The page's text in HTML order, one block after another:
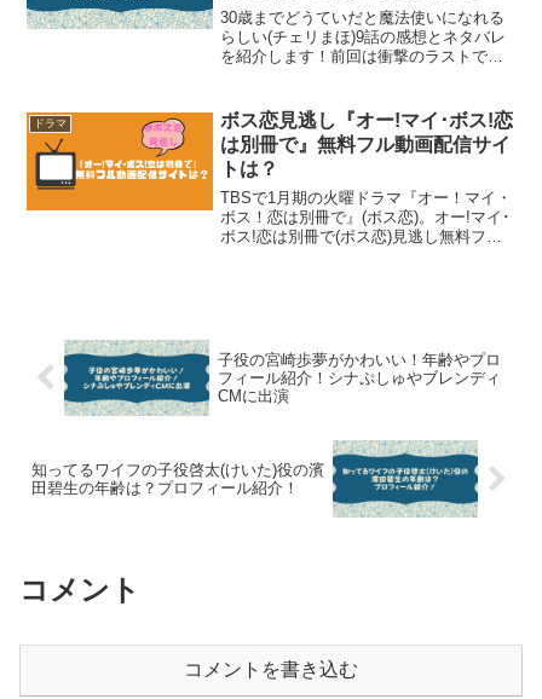
どうしろっていうんだよ｣
30歳までどうていだと魔法使いになれる
らしい(チェリまほ)9話の感想とネタバレ
を紹介します！前回は衝撃のラストで終
して前回は2人きりのデートとならなかっ
た黒沢と安達の...
ドラマ
ボス恋見逃し『オー!マイ･ボス!恋
は別冊で』無料フル動画配信サイ
トは？
TBSで1月期の火曜ドラマ『オー！マイ・
ボス！恋は別冊で』(ボス恋)。オー!マイ･
ボス!恋は別冊で(ボス恋)見逃し無料フル
子役の宮崎歩夢がかわいい！年齢やプロ
フィール紹介！シナぷしゅやブレンディ
CMに出演
知ってるワイフの子役啓太(けいた)役の濱
田碧生の年齢は？プロフィール紹介！
コメント
コメントを書き込む